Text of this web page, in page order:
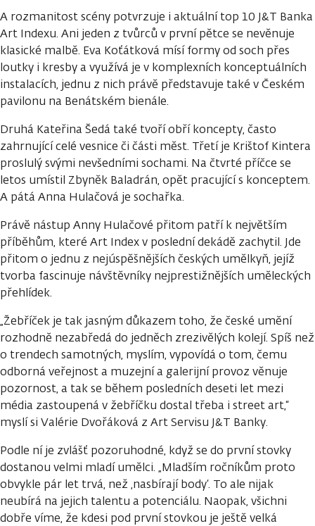
A rozmanitost scény potvrzuje i aktuální top 10 J&T Banka
Art Indexu. Ani jeden z tvůrců v první pětce se nevěnuje
klasické malbě. Eva Koťátková mísí formy od soch přes
loutky i kresby a využívá je v komplexních konceptuálních
instalacích, jednu z nich právě představuje také v Českém
pavilonu na Benátském bienále.
Druhá Kateřina Šedá také tvoří obří koncepty, často
zahrnující celé vesnice či části měst. Třetí je Krištof Kintera
proslulý svými nevšedními sochami. Na čtvrté příčce se
letos umístil Zbyněk Baladrán, opět pracující s konceptem.
A pátá Anna Hulačová je sochařka.
Právě nástup Anny Hulačové přitom patří k největším
příběhům, které Art Index v poslední dekádě zachytil. Jde
přitom o jednu z nejúspěšnějších českých umělkyň, jejíž
tvorba fascinuje návštěvníky nejprestižnějších uměleckých
přehlídek.
„Žebříček je tak jasným důkazem toho, že české umění
rozhodně nezabředá do jedněch zrezivělých kolejí. Spíš než
o trendech samotných, myslím, vypovídá o tom, čemu
odborná veřejnost a muzejní a galerijní provoz věnuje
pozornost, a tak se během posledních deseti let mezi
média zastoupená v žebříčku dostal třeba i street art,“
myslí si Valérie Dvořáková z Art Servisu J&T Banky.
Podle ní je zvlášť pozoruhodné, když se do první stovky
dostanou velmi mladí umělci. „Mladším ročníkům proto
obvykle pár let trvá, než ‚nasbírají body‘. To ale nijak
neubírá na jejich talentu a potenciálu. Naopak, všichni
dobře víme, že kdesi pod první stovkou je ještě velká